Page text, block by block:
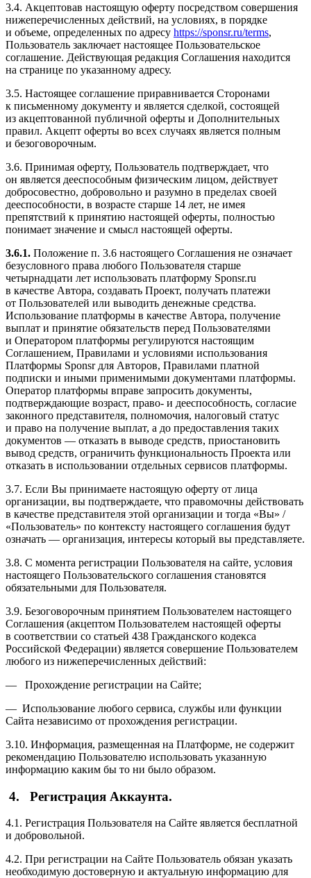
3.4. Акцептовав настоящую оферту посредством совершения
нижеперечисленных действий, на условиях, в порядке
и объеме, определенных по адресу https://sponsr.ru/terms,
Пользователь заключает настоящее Пользовательское
соглашение. Действующая редакция Соглашения находится
на странице по указанному адресу.
3.5. Настоящее соглашение приравнивается Сторонами
к письменному документу и является сделкой, состоящей
из акцептованной публичной оферты и Дополнительных
правил. Акцепт оферты во всех случаях является полным
и безоговорочным.
3.6. Принимая оферту, Пользователь подтверждает, что
он является дееспособным физическим лицом, действует
добросовестно, добровольно и разумно в пределах своей
дееспособности, в возрасте старше 14 лет, не имея
препятствий к принятию настоящей оферты, полностью
понимает значение и смысл настоящей оферты.
3.6.1. Положение п. 3.6 настоящего Соглашения не означает
безусловного права любого Пользователя старше
четырнадцати лет использовать платформу Sponsr.ru
в качестве Автора, создавать Проект, получать платежи
от Пользователей или выводить денежные средства.
Использование платформы в качестве Автора, получение
выплат и принятие обязательств перед Пользователями
и Оператором платформы регулируются настоящим
Соглашением, Правилами и условиями использования
Платформы Sponsr для Авторов, Правилами платной
подписки и иными применимыми документами платформы.
Оператор платформы вправе запросить документы,
подтверждающие возраст, право- и дееспособность, согласие
законного представителя, полномочия, налоговый статус
и право на получение выплат, а до предоставления таких
документов — отказать в выводе средств, приостановить
вывод средств, ограничить функциональность Проекта или
отказать в использовании отдельных сервисов платформы.
3.7. Если Вы принимаете настоящую оферту от лица
организации, вы подтверждаете, что правомочны действовать
в качестве представителя этой организации и тогда «Вы» /
«Пользователь» по контексту настоящего соглашения будут
означать — организация, интересы который вы представляете.
3.8. С момента регистрации Пользователя на сайте, условия
настоящего Пользовательского соглашения становятся
обязательными для Пользователя.
3.9. Безоговорочным принятием Пользователем настоящего
Соглашения (акцептом Пользователем настоящей оферты
в соответствии со статьей 438 Гражданского кодекса
Российской Федерации) является совершение Пользователем
любого из нижеперечисленных действий:
— Прохождение регистрации на Сайте;
— Использование любого сервиса, службы или функции
Сайта независимо от прохождения регистрации.
3.10. Информация, размещенная на Платформе, не содержит
рекомендацию Пользователю использовать указанную
информацию каким бы то ни было образом.
4. Регистрация Аккаунта.
4.1. Регистрация Пользователя на Сайте является бесплатной
и добровольной.
4.2. При регистрации на Сайте Пользователь обязан указать
необходимую достоверную и актуальную информацию для